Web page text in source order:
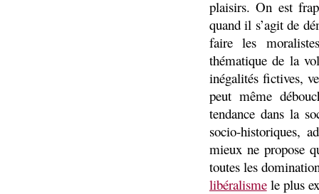
plaisirs. On est
quand il s’agit de
faire les
thématique de la
inégalités fictives,
peut même
tendance dans la
socio-historiques,
mieux ne propose
toutes les
libéralismele plus